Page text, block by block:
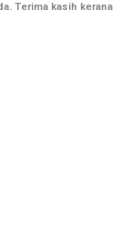
Terima kasih kerana